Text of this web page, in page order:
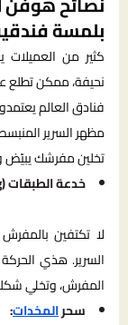
بلمسة
كثير من
نحيفة، ممكن تطلع
فنادق العالم
تخلين مفرشك يبيّض
خدعة الطبقات (Layering):
لا تكتفين
السرير. هذي
المفرش، وتخلي
سحرالمخدات: